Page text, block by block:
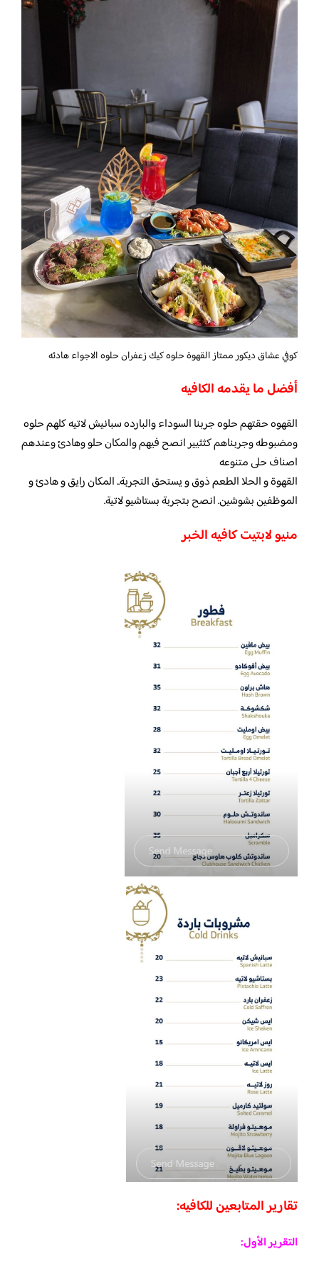
كوفي عشاق ديكور ممتاز القهوة حلوه كيك زعفران حلوه الاجواء هادئه
أفضل ما يقدمه الكافيه
القهوه حقتهم حلوه جربنا السوداء والبارده سبانيش لاتيه كلهم حلوه
ومضبوطه وجربناهم كثثيير انصح فيهم والمكان حلو وهادئ وعندهم
اصناف حلى متنوعه
القهوة و الحلا الطعم ذوق و يستحق التجربة.. المكان رايق و هادئ و
الموظفين بشوشين. انصح بتجربة بستاشيو لاتية.
منيو لابتيت كافيه الخبر
تقارير المتابعين للكافيه:
التقرير الأول: